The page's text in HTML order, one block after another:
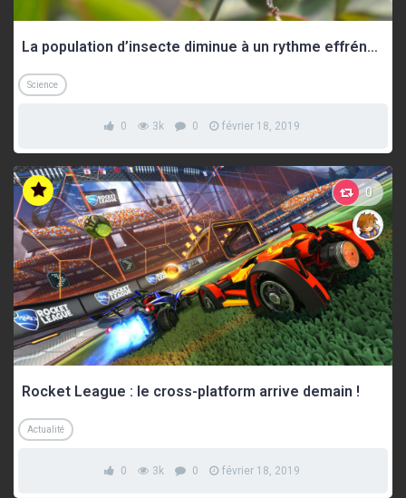
La population d’insecte diminue à un rythme effréné, ce qui pourrait provoquer un effondrement de l’écosystème
Science
0 3k 0 février 18, 2019
0
Rocket League : le cross-platform arrive demain !
Actualité
0 3k 0 février 18, 2019